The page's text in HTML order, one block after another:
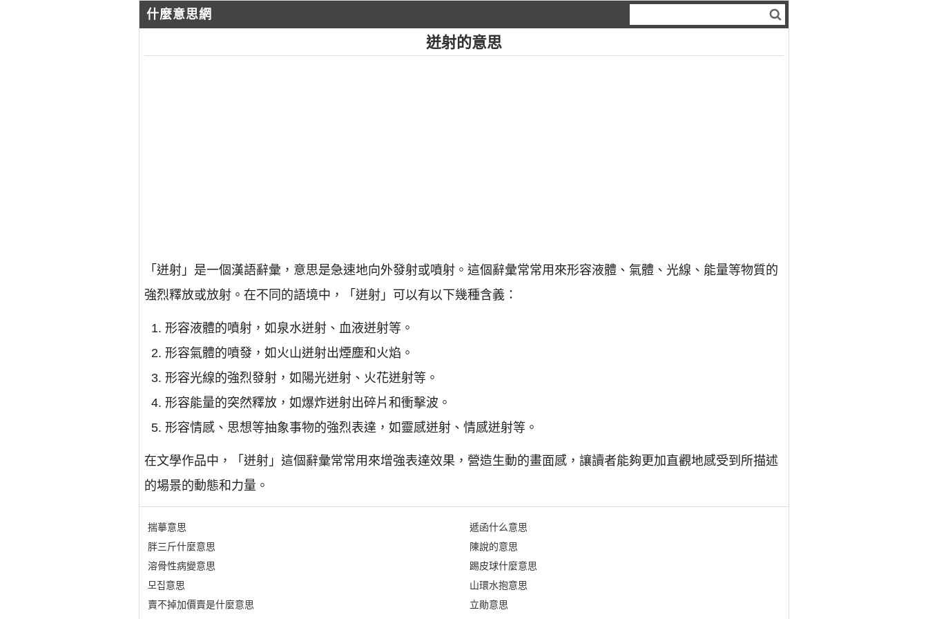
什麼意思網
迸射的意思
「迸射」是一個漢語辭彙，意思是急速地向外發射或噴射。這個辭彙常常用來形容液體、氣體、光線、能量等物質的
強烈釋放或放射。在不同的語境中，「迸射」可以有以下幾種含義：
形容液體的噴射，如泉水迸射、血液迸射等。
形容氣體的噴發，如火山迸射出煙塵和火焰。
形容光線的強烈發射，如陽光迸射、火花迸射等。
形容能量的突然釋放，如爆炸迸射出碎片和衝擊波。
形容情感、思想等抽象事物的強烈表達，如靈感迸射、情感迸射等。
在文學作品中，「迸射」這個辭彙常常用來增強表達效果，營造生動的畫面感，讓讀者能夠更加直觀地感受到所描述
的場景的動態和力量。
揣摹意思
胖三斤什麼意思
溶骨性病變意思
모집意思
賣不掉加價賣是什麼意思
遞函什么意思
陳說的意思
踢皮球什麼意思
山環水抱意思
立勛意思